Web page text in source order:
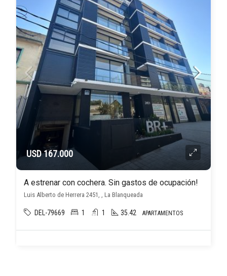
USD 167.000
A estrenar con cochera. Sin gastos de ocupación!
Luis Alberto de Herrera 2451, , La Blanqueada
DEL-79669 1 1 35.42 APARTAMENTOS